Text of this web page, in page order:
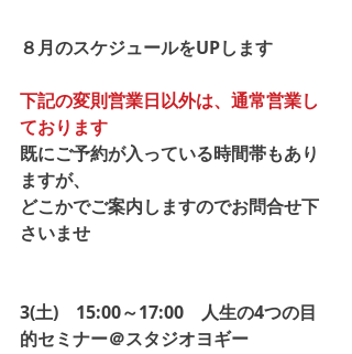
８月のスケジュールをUPします
下記の変則営業日以外は、通常営業し
ております
既にご予約が入っている時間帯もあり
ますが、
どこかでご案内しますのでお問合せ下
さいませ
3(土)　15:00～17:00　人生の4つの目
的セミナー＠スタジオヨギー